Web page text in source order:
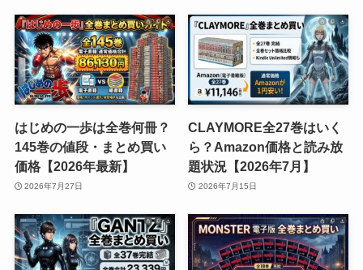
はじめの一歩は全巻何冊？
145巻の値段・まとめ買い
価格【2026年最新】
2026年7月27日
CLAYMORE全27巻はいく
ら？Amazon価格と読み放
題状況【2026年7月】
2026年7月15日